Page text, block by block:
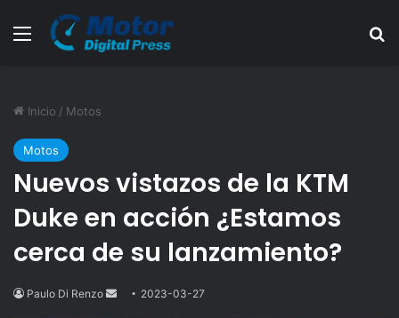
Menú
Inicio / Motos
Motos
Nuevos vistazos de la KTM
Duke en acción ¿Estamos
cerca de su lanzamiento?
Paulo Di Renzo
Send2023-03-27